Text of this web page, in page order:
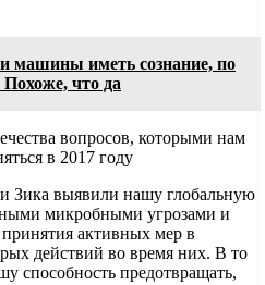
машины иметь сознание, по
что да
Зика выявили нашу глобальную
микробными угрозами и
активных мер в
действий во время них. В то
способность предотвращать,